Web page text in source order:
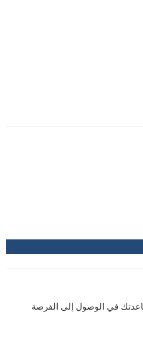
في الوصول إلى الفرصة